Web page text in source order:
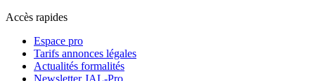
Accès rapides
Espace pro
Tarifs annonces légales
Actualités formalités
Newsletter JAL-Pro